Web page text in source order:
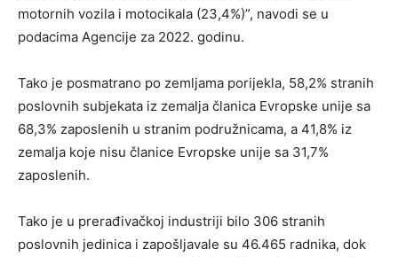
motornih vozila i motocikala (23,4%)”, navodi se u
podacima Agencije za 2022. godinu.
Tako je posmatrano po zemljama porijekla, 58,2% stranih
poslovnih subjekata iz zemalja članica Evropske unije sa
68,3% zaposlenih u stranim podružnicama, a 41,8% iz
zemalja koje nisu članice Evropske unije sa 31,7%
zaposlenih.
Tako je u prerađivačkoj industriji bilo 306 stranih
poslovnih jedinica i zapošljavale su 46.465 radnika, dok